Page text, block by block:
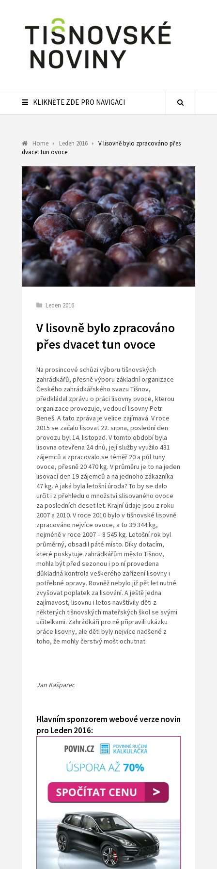
KLIKNĚTE ZDE PRO NAVIGACI
Home Leden 2016
V lisovně bylo zpracováno přes
dvacet tun ovoce
Leden 2016
V lisovně bylo zpracováno
přes dvacet tun ovoce
Na prosincové schůzi výboru tišnovských
zahrádkářů, přesně výboru základní organizace
Českého zahrádkářského svazu Tišnov,
předkládal zprávu o práci lisovny ovoce, kterou
organizace provozuje, vedoucí lisovny Petr
Beneš. A tato zpráva je velice zajímavá. V roce
2015 se začalo lisovat 22. srpna, poslední den
provozu byl 14. listopad. V tomto období byla
lisovna otevřena 24 dnů, její služby využilo 431
zájemců a zpracovalo se téměř 20 a půl tuny
ovoce, přesně 20 470 kg. V průměru je to na jeden
lisovací den 19 zájemců a na jednoho zákazníka
47 kg. A jaká byla letošní úroda? To by se dalo
určit i z přehledu o množství slisovaného ovoce
za posledních deset let. Krajní údaje jsou z roku
2007 a 2010. V roce 2010 bylo v tišnovské lisovně
zpracováno nejvíce ovoce, a to 39 344 kg,
nejméně v roce 2007 – 8 545 kg. Letošní rok byl
průměrný, obsadil páté místo. Díky dotacím,
které poskytuje zahrádkářům město Tišnov,
mohla být před sezonou i po ní provedena
důkladná kontrola veškerého zařízení lisovny i
potřebné opravy. Rovněž nebylo již pět let nutné
zvyšovat poplatek za lisování. A ještě jedna
zajímavost, lisovnu i letos navštívily děti z
některých tišnovských mateřských škol se svými
učitelkami. Zahrádkáři pro ně připravili ukázku
práce lisovny, ale děti byly nejvíce nadšené z
toho, že mohly čerstvý mošt ochutnat.
Jan Kašparec
Hlavním sponzorem webové verze novin
pro Leden 2016: